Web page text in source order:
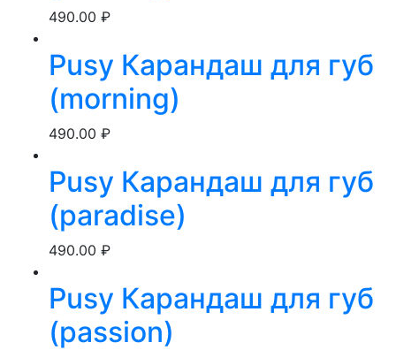
490.00 ₽
Pusy Карандаш для губ
(morning)
490.00 ₽
Pusy Карандаш для губ
(paradise)
490.00 ₽
Pusy Карандаш для губ
(passion)